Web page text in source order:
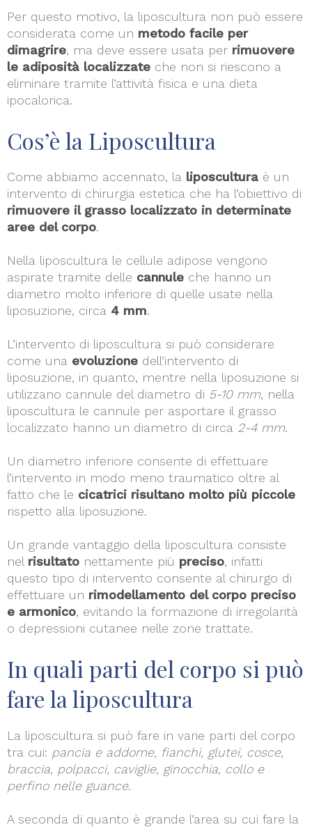
Per questo motivo, la liposcultura non può essere
considerata come un metodo facile per
dimagrire, ma deve essere usata per rimuovere
le adiposità localizzate che non si riescono a
eliminare tramite l’attività fisica e una dieta
ipocalorica.
Cos’è la Liposcultura
Come abbiamo accennato, la liposcultura è un
intervento di chirurgia estetica che ha l’obiettivo di
rimuovere il grasso localizzato in determinate
aree del corpo.
Nella liposcultura le cellule adipose vengono
aspirate tramite delle cannule che hanno un
diametro molto inferiore di quelle usate nella
liposuzione, circa 4 mm.
L’intervento di liposcultura si può considerare
come una evoluzione dell’intervento di
liposuzione, in quanto, mentre nella liposuzione si
utilizzano cannule del diametro di 5-10 mm, nella
liposcultura le cannule per asportare il grasso
localizzato hanno un diametro di circa 2-4 mm.
Un diametro inferiore consente di effettuare
l’intervento in modo meno traumatico oltre al
fatto che le cicatrici risultano molto più piccole
rispetto alla liposuzione.
Un grande vantaggio della liposcultura consiste
nel risultato nettamente più preciso, infatti
questo tipo di intervento consente al chirurgo di
effettuare un rimodellamento del corpo preciso
e armonico, evitando la formazione di irregolarità
o depressioni cutanee nelle zone trattate.
In quali parti del corpo si può
fare la liposcultura
La liposcultura si può fare in varie parti del corpo
tra cui: pancia e addome, fianchi, glutei, cosce,
braccia, polpacci, caviglie, ginocchia, collo e
perfino nelle guance.
A seconda di quanto è grande l’area su cui fare la